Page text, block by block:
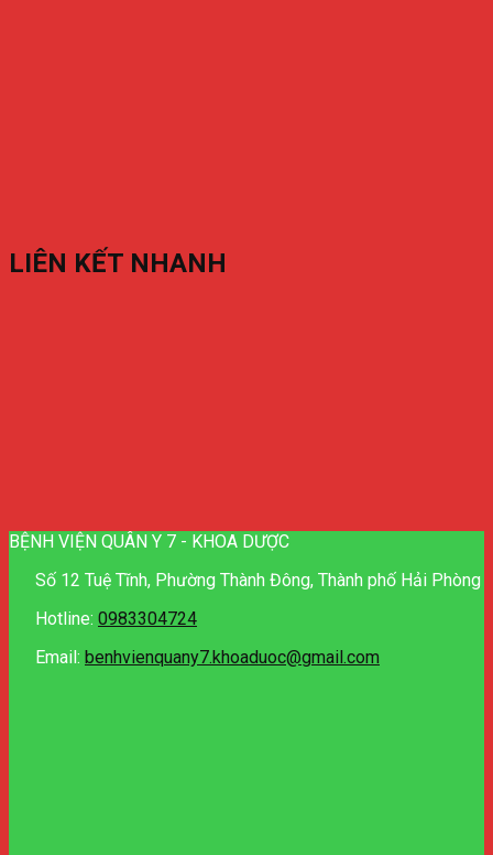
LIÊN KẾT NHANH
BỆNH VIỆN QUÂN Y 7 - KHOA DƯỢC
Số 12 Tuệ Tĩnh, Phường Thành Đông, Thành phố Hải Phòng
Hotline: 0983304724
Email: benhvienquany7.khoaduoc@gmail.com